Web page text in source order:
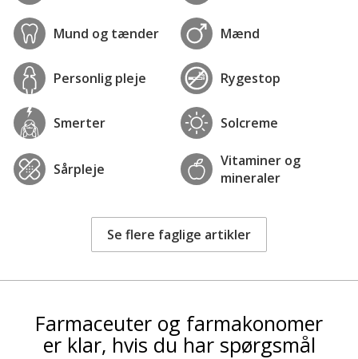
Mund og tænder Mænd
Personlig pleje Rygestop
Smerter Solcreme
Sårpleje
Vitaminer og
mineraler
Se flere faglige artikler
Farmaceuter og farmakonomer
er klar, hvis du har spørgsmål